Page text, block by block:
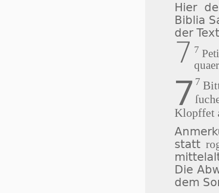
Hier
Biblia
der
7 7
7 7
Klopffet
statt
Die
dem